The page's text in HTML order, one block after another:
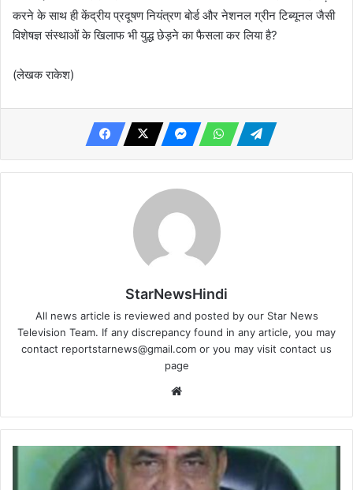
करने के साथ ही केंद्रीय प्रदूषण नियंत्रण बोर्ड और नेशनल ग्रीन टिब्यूनल जैसी
विशेषज्ञ संस्थाओं के खिलाफ भी युद्ध छेड़ने का फैसला कर लिया है?
(लेखक राकेश)
StarNewsHindi
All news article is reviewed and posted by our Star News
Television Team. If any discrepancy found in any article, you may
contact reportstarnews@gmail.com or you may visit contact us
page